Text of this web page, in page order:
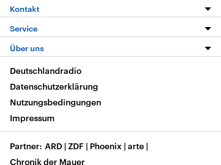
Die Nachrichten
Nachrichtenleicht
Neue Beiträge auf dlf.de
Livestream
Podcasts
Deutschlandfunk App
Nachrichten App
Frequenzen
Kontakt
Hörerservice
Service
FAQ
Veranstaltungen
Musikliste
RSS
Über uns
Barrierefreiheit
Deutschlandradio
Datenschutzerklärung
Nutzungsbedingungen
Impressum
Partner ARD | ZDF | Phoenix | arte |
Chronik der Mauer